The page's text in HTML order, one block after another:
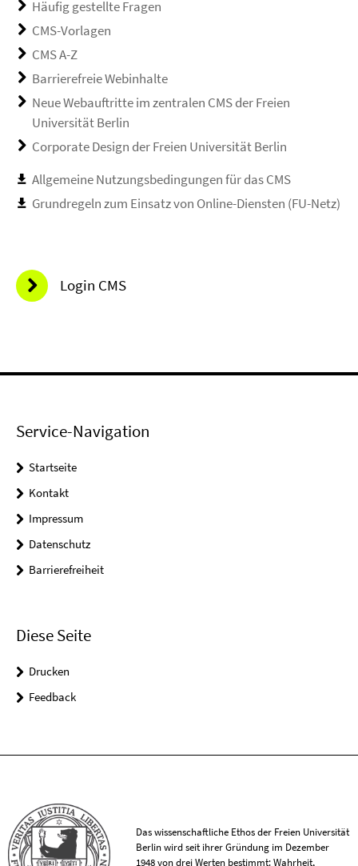
Häufig gestellte Fragen
CMS-Vorlagen
CMS A-Z
Barrierefreie Webinhalte
Neue Webauftritte im zentralen CMS der Freien
Universität Berlin
Corporate Design der Freien Universität Berlin
Allgemeine Nutzungsbedingungen für das CMS
Grundregeln zum Einsatz von Online-Diensten (FU-Netz)
Login CMS
Service-Navigation
Startseite
Kontakt
Impressum
Datenschutz
Barrierefreiheit
Diese Seite
Drucken
Feedback
Das wissenschaftliche Ethos der Freien Universität
Berlin wird seit ihrer Gründung im Dezember
1948 von drei Werten bestimmt: Wahrheit,